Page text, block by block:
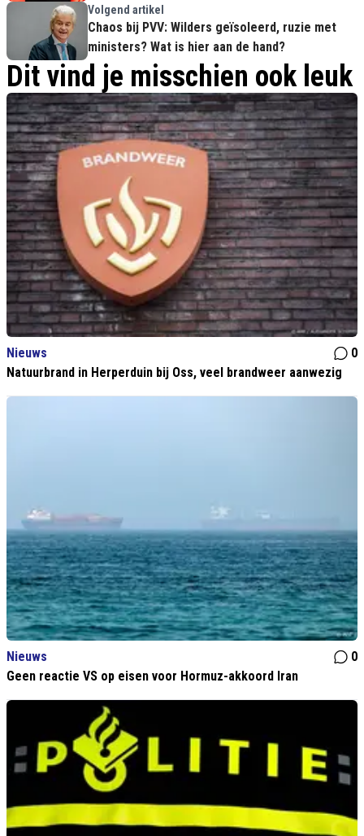
Volgend artikel
Chaos bij PVV: Wilders geïsoleerd, ruzie met
ministers? Wat is hier aan de hand?
Dit vind je misschien ook leuk
Nieuws
0
Natuurbrand in Herperduin bij Oss, veel brandweer aanwezig
Nieuws
0
Geen reactie VS op eisen voor Hormuz-akkoord Iran